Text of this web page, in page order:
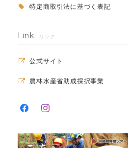
特定商取引法に基づく表記
Link リンク
公式サイト
農林水産省助成採択事業